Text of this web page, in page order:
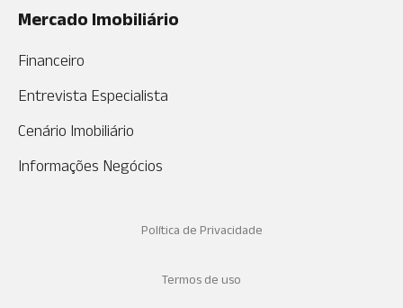
Mercado Imobiliário
Financeiro
Entrevista Especialista
Cenário Imobiliário
Informações Negócios
Política de Privacidade
Termos de uso